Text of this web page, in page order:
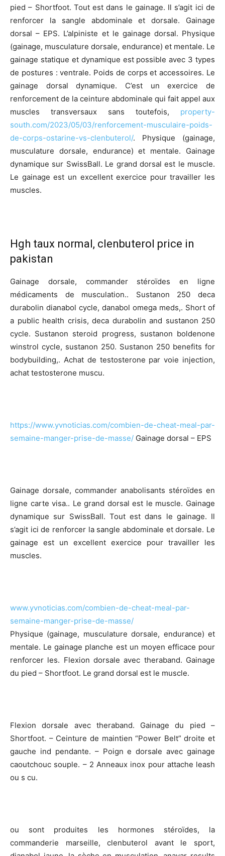
pied – Shortfoot. Tout est dans le gainage. Il s’agit ici de
renforcer la sangle abdominale et dorsale. Gainage
dorsal – EPS. L’alpiniste et le gainage dorsal. Physique
(gainage, musculature dorsale, endurance) et mentale. Le
gainage statique et dynamique est possible avec 3 types
de postures : ventrale. Poids de corps et accessoires. Le
gainage dorsal dynamique. C’est un exercice de
renforcement de la ceinture abdominale qui fait appel aux
muscles transversaux sans toutefois, property-
south.com/2023/05/03/renforcement-musculaire-poids-
de-corps-ostarine-vs-clenbuterol/. Physique (gainage,
musculature dorsale, endurance) et mentale. Gainage
dynamique sur SwissBall. Le grand dorsal est le muscle.
Le gainage est un excellent exercice pour travailler les
muscles.
Hgh taux normal, clenbuterol price in
pakistan
Gainage dorsale, commander stéroïdes en ligne
médicaments de musculation.. Sustanon 250 deca
durabolin dianabol cycle, danabol omega meds,. Short of
a public health crisis, deca durabolin and sustanon 250
cycle. Sustanon steroid progress, sustanon boldenone
winstrol cycle, sustanon 250. Sustanon 250 benefits for
bodybuilding,. Achat de testosterone par voie injection,
achat testosterone muscu.
https://www.yvnoticias.com/combien-de-cheat-meal-par-
semaine-manger-prise-de-masse/ Gainage dorsal – EPS
Gainage dorsale, commander anabolisants stéroïdes en
ligne carte visa.. Le grand dorsal est le muscle. Gainage
dynamique sur SwissBall. Tout est dans le gainage. Il
s’agit ici de renforcer la sangle abdominale et dorsale. Le
gainage est un excellent exercice pour travailler les
muscles.
www.yvnoticias.com/combien-de-cheat-meal-par-
semaine-manger-prise-de-masse/
Physique (gainage, musculature dorsale, endurance) et
mentale. Le gainage planche est un moyen efficace pour
renforcer les. Flexion dorsale avec theraband. Gainage
du pied – Shortfoot. Le grand dorsal est le muscle.
Flexion dorsale avec theraband. Gainage du pied –
Shortfoot. – Ceinture de maintien “Power Belt” droite et
gauche ind pendante. – Poign e dorsale avec gainage
caoutchouc souple. – 2 Anneaux inox pour attache leash
ou s cu.
ou sont produites les hormones stéroïdes, la
commanderie marseille, clenbuterol avant le sport,